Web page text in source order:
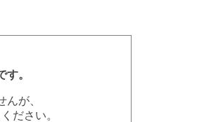
。
が、
ださい。